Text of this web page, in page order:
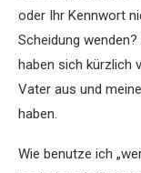
oder Ihr Kennwort
Scheidung
haben sich kürzlich
Vater aus und
haben.
Wie benutze ich